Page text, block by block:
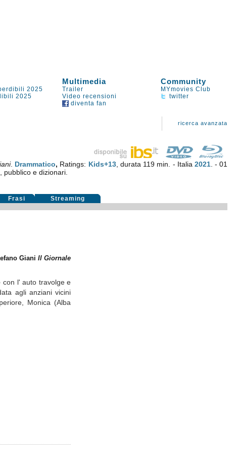
Multimedia Community
2025 Trailer
MYmovies Club
2025 Video recensioni
twitter
diventa fan
ricerca avanzata
. Drammatico, Ratings: Kids+13, durata 119 min. - Italia 2021. - 01
pubblico e dizionari.
Frasi Streaming
GianiIl Giornale
con l' auto travolge e
agli anziani vicini
Monica (Alba